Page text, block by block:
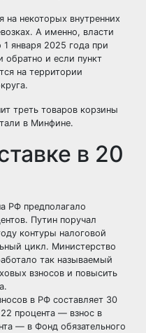
на некоторых внутренних
А именно, власти
января 2025 года при
обратно и если пункт
на территории
треть товаров корзины
в Минфине.
в 20
РФ предполагало
Путин поручал
контуры налоговой
цикл. Министерство
так называемый
взносов и повысить
в РФ составляет 30
процента — взнос в
— в Фонд обязательного